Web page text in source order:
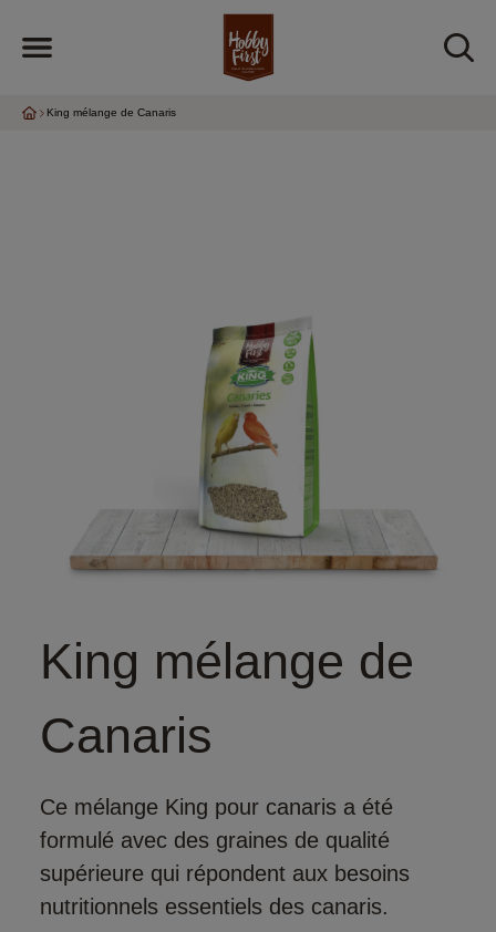
King mélange de Canaris
King mélange de
Canaris
Ce mélange King pour canaris a été
formulé avec des graines de qualité
supérieure qui répondent aux besoins
nutritionnels essentiels des canaris.